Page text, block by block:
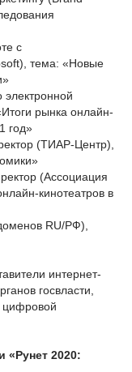
с
тема: «Новые
электронной
рынка онлайн-
год»
(ТИАР-Центр),
(Ассоциация
кинотеатров в
RU/РФ),
интернет-
госвласти,
«Рунет 2020: